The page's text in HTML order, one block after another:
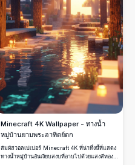
Minecraft 4K Wallpaper - ทางน้ำ
หมู่บ้านยามพระอาทิตย์ตก
สัมผัสวอลเปเปอร์ Minecraft 4K ที่น่าทึ่งนี้ที่แสดง
ทางน้ำหมู่บ้านอันเงียบสงบที่อาบไปด้วยแสงสีทอง